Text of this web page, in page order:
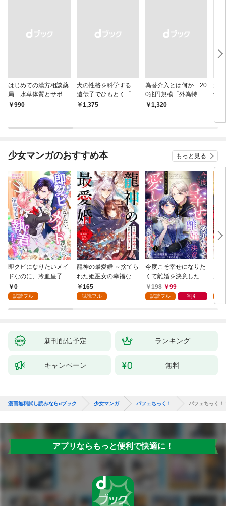
はじめての漢方相談薬
局 水草体質とサボテ
ン体質
￥990
犬の性格を科学する
遺伝子でひもとく「最
良の友」の進化
￥1,375
為替介入とは何か 20
0兆円規模「外為特
会」が生まれた謎
￥1,320
学
少女マンガのおすすめ本 もっと見る
即クビになりたいメイ
ドなのに、冷血皇子に
執着されています第1
話
0
試読フル
龍神の最愛婚 ～捨てら
れた姫巫女の幸福な嫁
入り～: 1
165
試読フル
今度こそ幸せになりた
くて離婚を決意したと
ころ、無表情な旦那様
が「愛してる」と言っ
198 99
試読フル 割引
新刊配信予定 ランキング
キャンペーン 無料
漫画無料試し読みならdブック 少女マンガ パフェちっく！ パフェちっく！
アプリならもっと便利で快適に！